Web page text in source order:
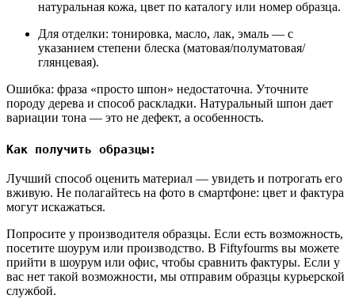
натуральная кожа, цвет по каталогу или номер образца.
Для отделки: тонировка, масло, лак, эмаль — с
указанием степени блеска (матовая/полуматовая/
глянцевая).
Ошибка: фраза «просто шпон» недостаточна. Уточните
породу дерева и способ раскладки. Натуральный шпон дает
вариации тона — это не дефект, а особенность.
Как получить образцы:
Лучший способ оценить материал — увидеть и потрогать его
вживую. Не полагайтесь на фото в смартфоне: цвет и фактура
могут искажаться.
Попросите у производителя образцы. Если есть возможность,
посетите шоурум или производство. В Fiftyfourms вы можете
прийти в шоурум или офис, чтобы сравнить фактуры. Если у
вас нет такой возможности, мы отправим образцы курьерской
службой.